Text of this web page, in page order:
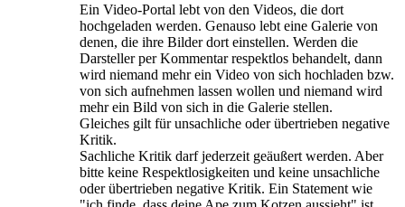
Ein Video-Portal lebt von den Videos, die dort
hochgeladen werden. Genauso lebt eine Galerie von
denen, die ihre Bilder dort einstellen. Werden die
Darsteller per Kommentar respektlos behandelt, dann
wird niemand mehr ein Video von sich hochladen bzw.
von sich aufnehmen lassen wollen und niemand wird
mehr ein Bild von sich in die Galerie stellen.
Gleiches gilt für unsachliche oder übertrieben negative
Kritik.
Sachliche Kritik darf jederzeit geäußert werden. Aber
bitte keine Respektlosigkeiten und keine unsachliche
oder übertrieben negative Kritik. Ein Statement wie